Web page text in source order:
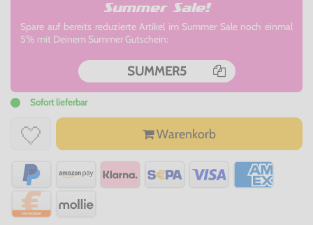
Summer Sale!
Spare auf bereits reduzierte Artikel im Summer Sale noch einmal
5% mit Deinem Summer Gutschein:
SUMMER5
Sofort lieferbar
Warenkorb